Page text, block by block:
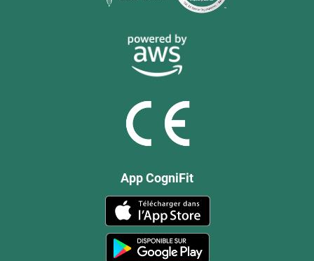
App CogniFit